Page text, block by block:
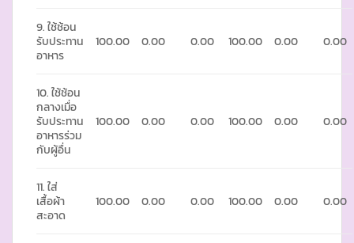
9. ใช้ช้อน
รับประทาน
อาหาร
100.00 0.00 0.00 100.00 0.00 0.00
10. ใช้ช้อน
กลางเมื่อ
รับประทาน
อาหารร่วม
กับผู้อื่น
100.00 0.00 0.00 100.00 0.00 0.00
11. ใส่
เสื้อผ้า
สะอาด
100.00 0.00 0.00 100.00 0.00 0.00